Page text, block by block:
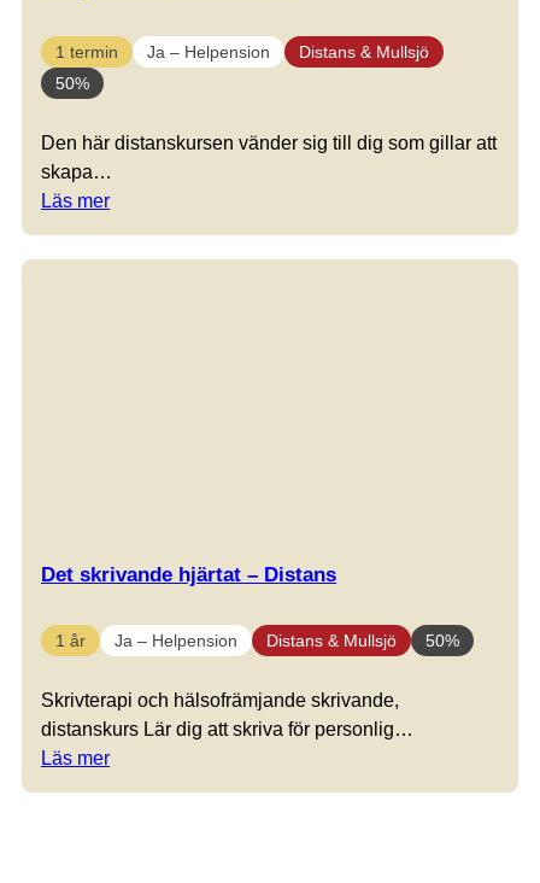
1 termin Ja – Helpension
Distans & Mullsjö
50%
Den här distanskursen vänder sig till dig som gillar att
skapa…
Läs mer
Det skrivande hjärtat – Distans
1 år Ja – Helpension Distans & Mullsjö 50%
Skrivterapi och hälsofrämjande skrivande,
distanskurs Lär dig att skriva för personlig…
Läs mer